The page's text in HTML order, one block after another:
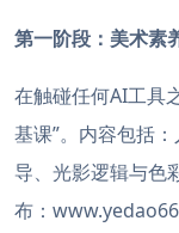
第一阶段：美术素
在触碰任何AI工具
基课”。内容包括
导、光影逻辑与色
布：